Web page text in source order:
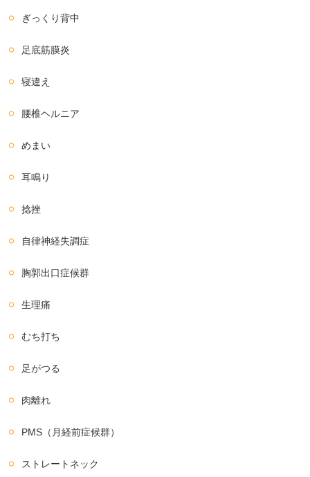
ぎっくり背中
足底筋膜炎
寝違え
腰椎ヘルニア
めまい
耳鳴り
捻挫
自律神経失調症
胸郭出口症候群
生理痛
むち打ち
足がつる
肉離れ
PMS（月経前症候群）
ストレートネック